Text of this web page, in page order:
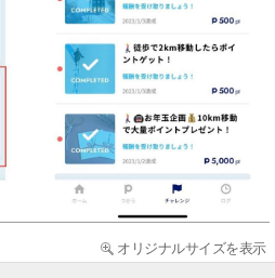
オリジナルサイズを表示